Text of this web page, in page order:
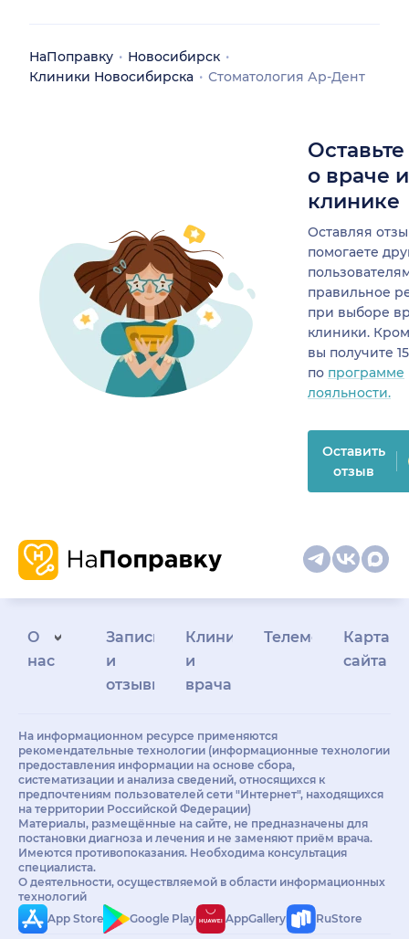
НаПоправку
Новосибирск
Клиники Новосибирска
Стоматология Ар-Дент
о враче
клинике
Оставляя
помогаете
правильное
при выборе
клиники.
вы получите
по программе
лояльности.
Оставить
отзыв
О
нас
Запись
и
отзывы
Клиникам
и
врачам
Телемедицина
Карта
сайта
На информационном ресурсе применяются
рекомендательные технологии (информационные технологии
предоставления информации на основе сбора,
систематизации и анализа сведений, относящихся к
предпочтениям пользователей сети "Интернет", находящихся
на территории Российской Федерации)
Материалы, размещённые на сайте, не предназначены для
постановки диагноза и лечения и не заменяют приём врача.
Имеются противопоказания. Необходима консультация
специалиста.
О деятельности, осуществляемой в области информационных
технологий
App Store
Google Play AppGallery RuStore